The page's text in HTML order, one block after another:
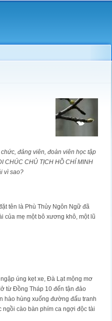
đảng viên, đoàn viên học tập
CHÚC CHỦ TỊCH HỒ CHÍ MINH
vì sao?
tên là Phù Thủy Ngôn Ngữ đã
của mẹ một bô xương khô, một lũ
úng kẹt xe, Đà Lạt mộng mơ
từ Đồng Tháp 10 đến tận đảo
hào hùng xuống đường đấu tranh
cào bàn phím ca ngợi độc tài